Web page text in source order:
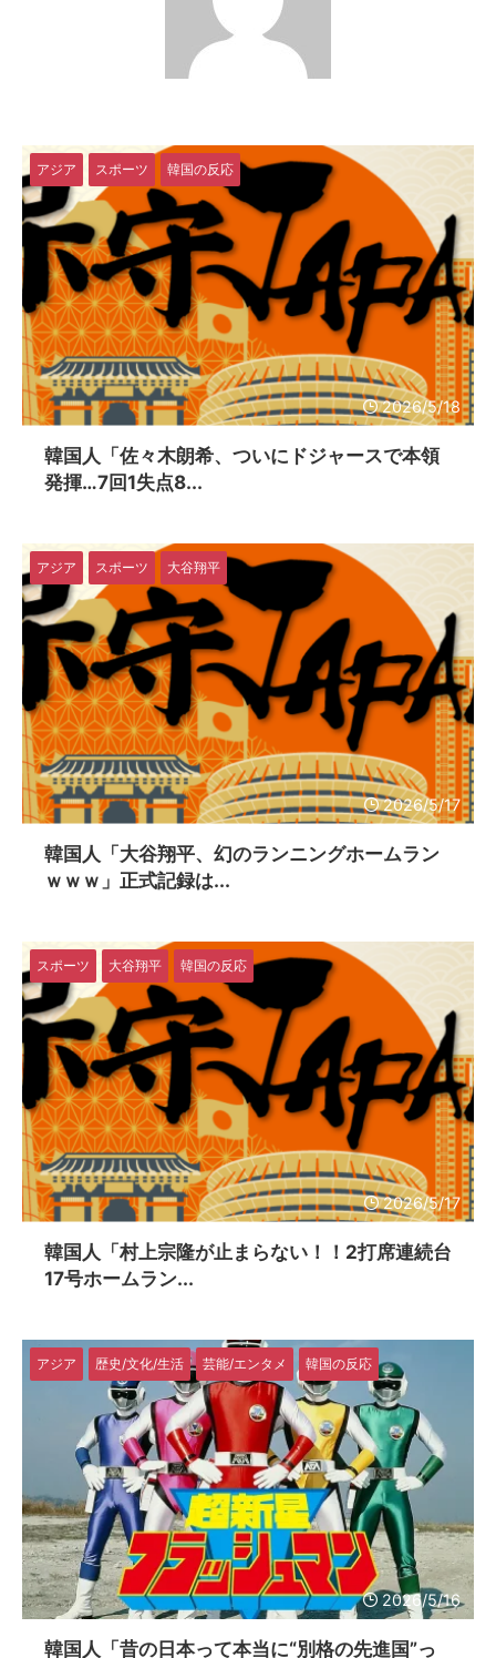
2026/5/18
アジア スポーツ 韓国の反応
韓国人「佐々木朗希、ついにドジャースで本領
発揮…7回1失点8...
2026/5/17
アジア スポーツ 大谷翔平
韓国人「大谷翔平、幻のランニングホームラン
ｗｗｗ」正式記録は...
2026/5/17
スポーツ 大谷翔平 韓国の反応
韓国人「村上宗隆が止まらない！！2打席連続台
17号ホームラン...
2026/5/16
アジア 歴史/文化/生活 芸能/エンタメ 韓国の反応
韓国人「昔の日本って本当に“別格の先進国”っ